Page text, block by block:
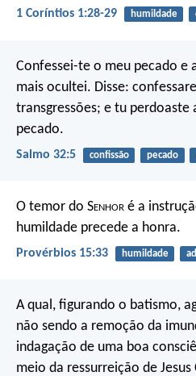
1 Coríntios 1:28-29 humildade
Confessei-te o meu pecado e
mais ocultei. Disse:
transgressões; e tu perdoaste
pecado.
Salmo 32:5 confissão pecado
O temor do Senhor é a
humildade precede a honra.
Provérbios 15:33 humildade
A qual, figurando o batismo,
não sendo a remoção da
indagação de uma boa
meio da ressurreição de Jesus